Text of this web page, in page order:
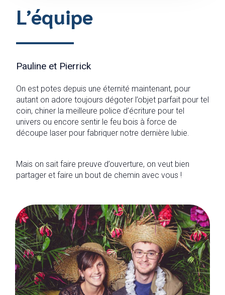
L’équipe
Pauline et Pierrick
On est potes depuis une éternité maintenant, pour
autant on adore toujours dégoter l’objet parfait pour tel
coin, chiner la meilleure police d’écriture pour tel
univers ou encore sentir le feu bois à force de
découpe laser pour fabriquer notre dernière lubie.
Mais on sait faire preuve d’ouverture, on veut bien
partager et faire un bout de chemin avec vous !